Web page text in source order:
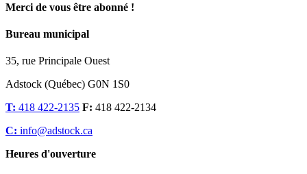
Merci de vous être abonné !
Bureau municipal
35, rue Principale Ouest
Adstock (Québec) G0N 1S0
T: 418 422-2135 F: 418 422-2134
C: info@adstock.ca
Heures d'ouverture